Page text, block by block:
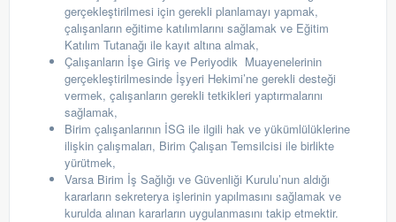
gerçekleştirilmesi için gerekli planlamayı yapmak,
çalışanların eğitime katılımlarını sağlamak ve Eğitim
Katılım Tutanağı ile kayıt altına almak,
Çalışanların İşe Giriş ve Periyodik Muayenelerinin
gerçekleştirilmesinde İşyeri Hekimi’ne gerekli desteği
vermek, çalışanların gerekli tetkikleri yaptırmalarını
sağlamak,
Birim çalışanlarının İSG ile ilgili hak ve yükümlülüklerine
ilişkin çalışmaları, Birim Çalışan Temsilcisi ile birlikte
yürütmek,
Varsa Birim İş Sağlığı ve Güvenliği Kurulu’nun aldığı
kararların sekreterya işlerinin yapılmasını sağlamak ve
kurulda alınan kararların uygulanmasını takip etmektir.